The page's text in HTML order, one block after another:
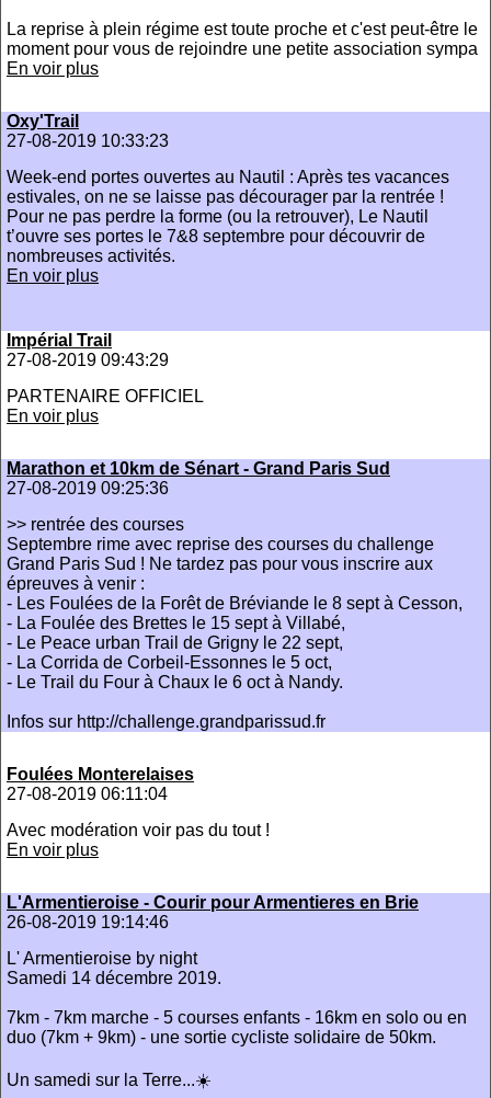
La reprise à plein régime est toute proche et c'est peut-être le
moment pour vous de rejoindre une petite association sympa
En voir plus
Oxy'Trail
27-08-2019 10:33:23
Week-end portes ouvertes au Nautil : Après tes vacances
estivales, on ne se laisse pas décourager par la rentrée !
Pour ne pas perdre la forme (ou la retrouver), Le Nautil
t’ouvre ses portes le 7&8 septembre pour découvrir de
nombreuses activités.
En voir plus
Impérial Trail
27-08-2019 09:43:29
PARTENAIRE OFFICIEL
En voir plus
Marathon et 10km de Sénart - Grand Paris Sud
27-08-2019 09:25:36
>> rentrée des courses
Septembre rime avec reprise des courses du challenge
Grand Paris Sud ! Ne tardez pas pour vous inscrire aux
épreuves à venir :
- Les Foulées de la Forêt de Bréviande le 8 sept à Cesson,
- La Foulée des Brettes le 15 sept à Villabé,
- Le Peace urban Trail de Grigny le 22 sept,
- La Corrida de Corbeil-Essonnes le 5 oct,
- Le Trail du Four à Chaux le 6 oct à Nandy.
Infos sur http://challenge.grandparissud.fr
Foulées Monterelaises
27-08-2019 06:11:04
Avec modération voir pas du tout !
En voir plus
L'Armentieroise - Courir pour Armentieres en Brie
26-08-2019 19:14:46
L' Armentieroise by night
Samedi 14 décembre 2019.
7km - 7km marche - 5 courses enfants - 16km en solo ou en
duo (7km + 9km) - une sortie cycliste solidaire de 50km.
Un samedi sur la Terre...☀️